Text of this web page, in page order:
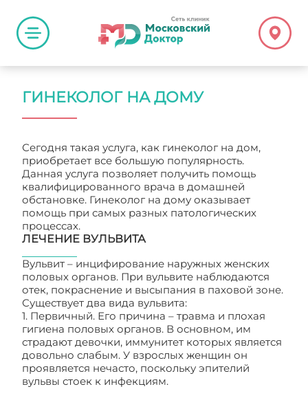
ГИНЕКОЛОГ НА ДОМУ
Сегодня такая услуга, как гинеколог на дом,
приобретает все большую популярность.
Данная услуга позволяет получить помощь
квалифицированного врача в домашней
обстановке. Гинеколог на дому оказывает
помощь при самых разных патологических
процессах.
ЛЕЧЕНИЕ ВУЛЬВИТА
Вульвит – инцифирование наружных женских
половых органов. При вульвите наблюдаются
отек, покраснение и высыпания в паховой зоне.
Существует два вида вульвита:
1. Первичный. Его причина – травма и плохая
гигиена половых органов. В основном, им
страдают девочки, иммунитет которых является
довольно слабым. У взрослых женщин он
проявляется нечасто, поскольку эпителий
вульвы стоек к инфекциям.